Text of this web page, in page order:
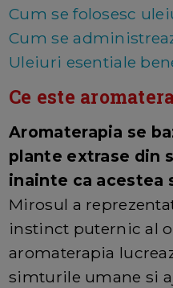
Cum se folosesc
Cum se
Uleiuri esentiale
Ce este
Aromaterapia se
plante extrase din
inainte ca acestea
Mirosul a
instinct puternic al
aromaterapia
simturile umane si